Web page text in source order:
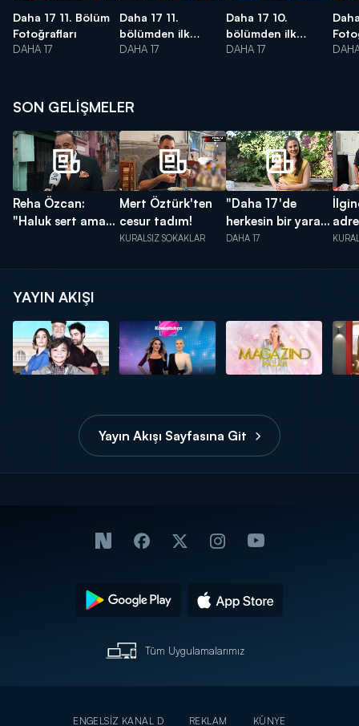
Daha 17 11. Bölüm
Fotoğrafları
DAHA 17
Daha 17 11.
bölümden ilk
kareler!
DAHA 17
Daha 17 10.
bölümden ilk
kareler!
DAHA 17
SON GELİŞMELER
Reha Özcan:
"Haluk sert ama
Mert Öztürk'ten
cesur tadım!
KURALSIZ SOKAKLAR
"Daha 17'de
herkesin bir yarası
var!"
DAHA 17
YAYIN AKIŞI
Küçük
Ağa
07:00
Konuştukça
08:30
D
Yayın Akışı Sayfasına Git
Tüm Uygulamalarımız
ENGELSİZ KANAL D REKLAM KÜNYE